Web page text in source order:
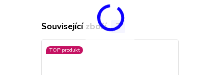
Související zboží 2
TOP produkt